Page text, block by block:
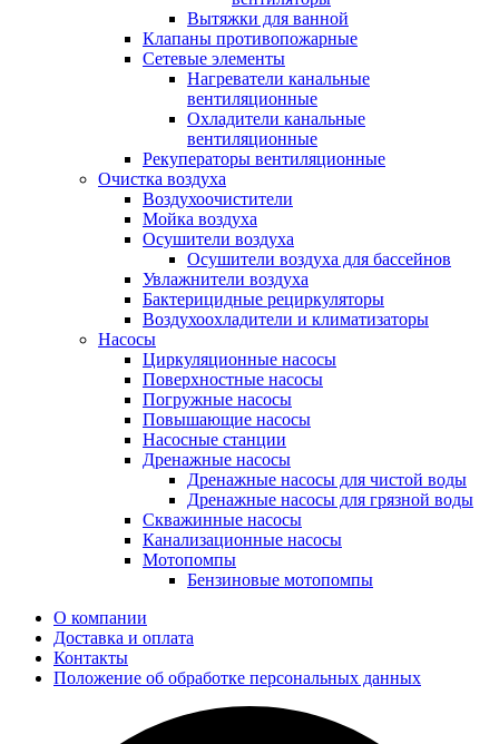
Вытяжки для ванной
Клапаны противопожарные
Сетевые элементы
Нагреватели канальные
вентиляционные
Охладители канальные
вентиляционные
Рекуператоры вентиляционные
Очистка воздуха
Воздухоочистители
Мойка воздуха
Осушители воздуха
Осушители воздуха для бассейнов
Увлажнители воздуха
Бактерицидные рециркуляторы
Воздухоохладители и климатизаторы
Насосы
Циркуляционные насосы
Поверхностные насосы
Погружные насосы
Повышающие насосы
Насосные станции
Дренажные насосы
Дренажные насосы для чистой воды
Дренажные насосы для грязной воды
Скважинные насосы
Канализационные насосы
Мотопомпы
Бензиновые мотопомпы
О компании
Доставка и оплата
Контакты
Положение об обработке персональных данных